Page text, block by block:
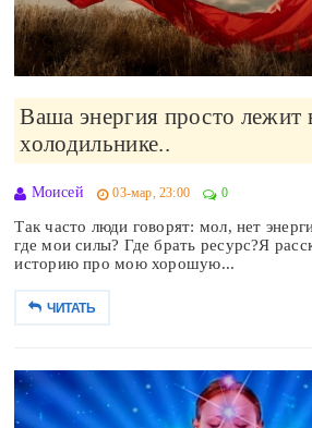
Ваша энергия просто лежит
холодильнике..
Моисей 03-мар, 23:00 0
Так часто люди говорят: мол, нет
где мои силы? Где брать ресурс?Я
историю про мою хорошую...
ЧИТАТЬ